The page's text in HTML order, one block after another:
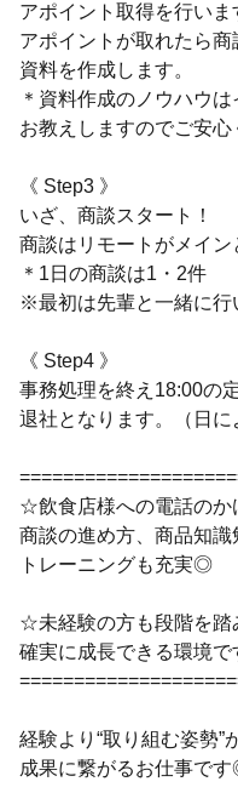
アポイント取得を行いま
アポイントが取れたら商
資料を作成します。
＊資料作成のノウハウは
お教えしますのでご安心
《 Step3 》
いざ、商談スタート！
商談はリモートがメイン
＊1日の商談は1・2件
※最初は先輩と一緒に行
《 Step4 》
事務処理を終え18:00の
退社となります。（日に
☆飲食店様への電話のか
商談の進め方、商品知識
トレーニングも充実◎
☆未経験の方も段階を踏
確実に成長できる環境で
経験より“取り組む姿勢”
成果に繋がるお仕事で